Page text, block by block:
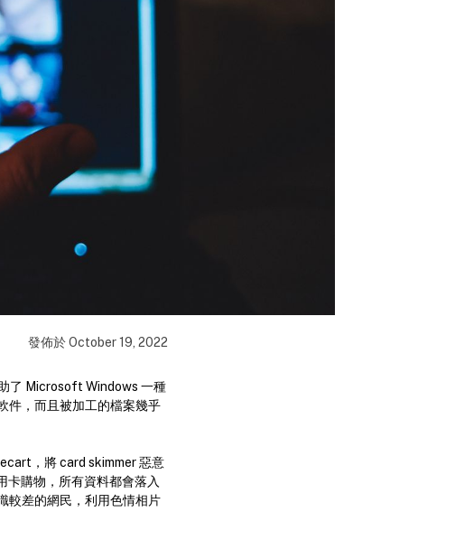
發佈於October 19, 2022
了 Microsoft Windows 一種
件，而且被加工的檔案幾乎
，將 card skimmer 惡意
卡購物，所有資料都會落入
較差的網民，利用色情相片